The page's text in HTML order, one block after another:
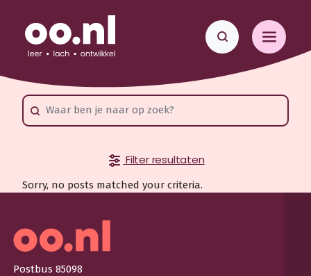
Filter resultaten
Sorry, no posts matched your criteria.
Postbus 85098